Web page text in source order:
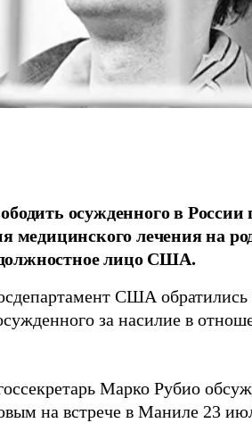
осужденного в
медицинского лечения на
лицо США.
США обратились
за насилие в
Марко Рубио
на встрече в Маниле 23